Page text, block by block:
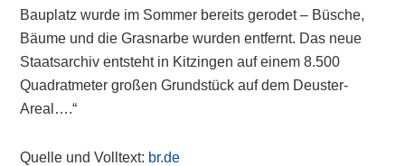
Bauplatz wurde im Sommer bereits gerodet – Büsche,
Bäume und die Grasnarbe wurden entfernt. Das neue
Staatsarchiv entsteht in Kitzingen auf einem 8.500
Quadratmeter großen Grundstück auf dem Deuster-
Areal….“
Quelle und Volltext: br.de